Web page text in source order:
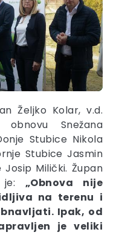
Željko Kolar, v.d.
Snežana
Stubice Nikola
Stubice Jasmin
Milički. Župan
je: „Obnova nije
na terenu i
Ipak, od
je veliki